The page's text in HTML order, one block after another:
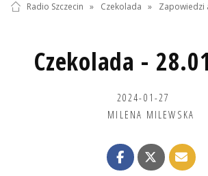
Radio Szczecin » Czekolada » Zapowiedzi
Czekolada -
2024-01-27
MILENA MILEWSKA